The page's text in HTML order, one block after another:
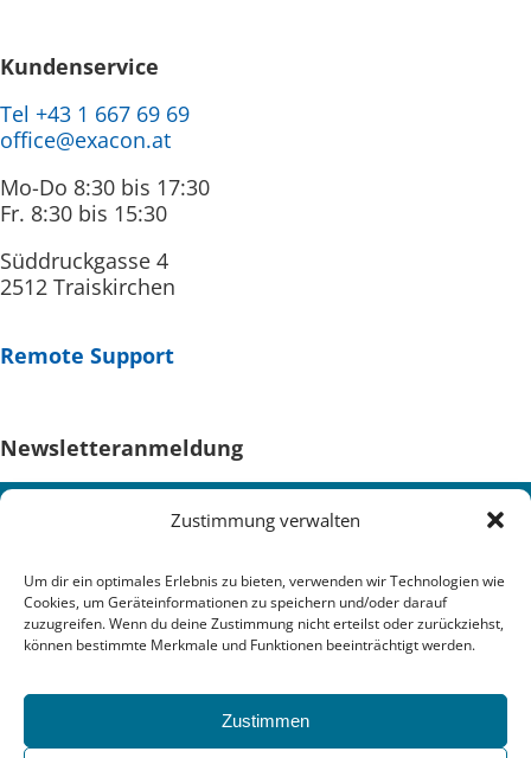
Zustimmung verwalten
Um dir ein optimales Erlebnis zu bieten, verwenden wir Technologien wie
Cookies, um Geräteinformationen zu speichern und/oder darauf
zuzugreifen. Wenn du deine Zustimmung nicht erteilst oder zurückziehst,
können bestimmte Merkmale und Funktionen beeinträchtigt werden.
Zustimmen
Kundenservice
Tel +43 1 667 69 69
office@exacon.at
Mo-Do 8:30 bis 17:30
Fr. 8:30 bis 15:30
Süddruckgasse 4
2512 Traiskirchen
Remote Support
Newsletteranmeldung